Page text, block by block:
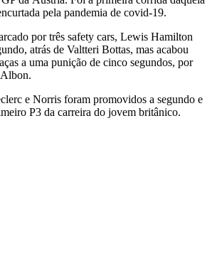
pela pandemia de covid-19.
por três safety cars, Lewis Hamilton
atrás de Valtteri Bottas, mas acabou
a uma punição de cinco segundos, por
e Norris foram promovidos a segundo e
P3 da carreira do jovem britânico.